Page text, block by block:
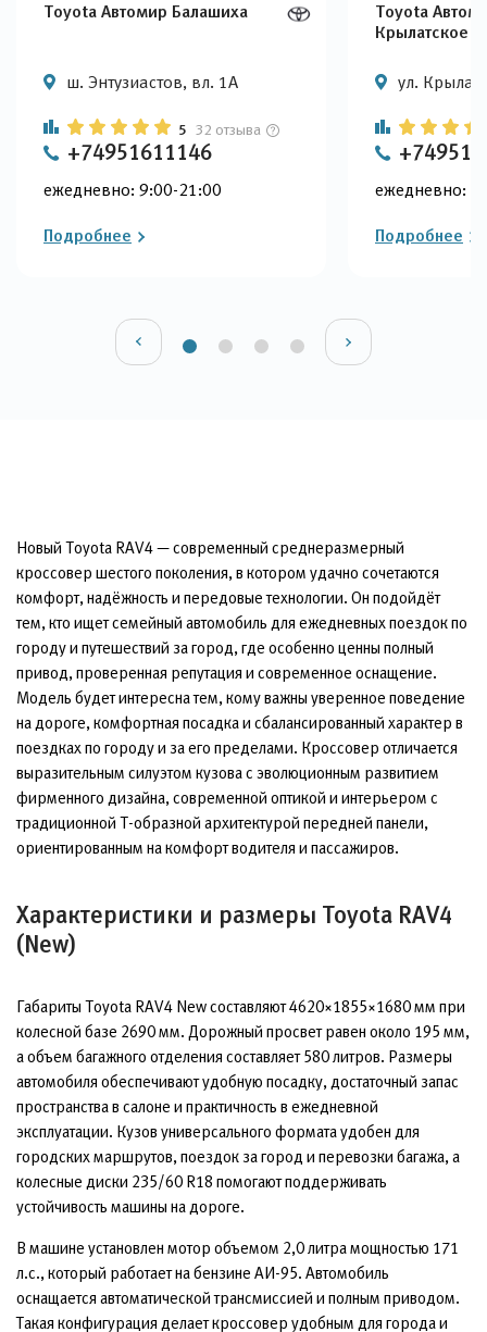
Toyota Автомир Балашиха
ш. Энтузиастов, вл. 1А
5 32 отзыва
+74951611146
ежедневно: 9:00-21:00
Подробнее
Toyota
Крылатское
ул.
ежедневно:
Подробнее
Новый Toyota RAV4 — современный среднеразмерный
кроссовер шестого поколения, в котором удачно сочетаются
комфорт, надёжность и передовые технологии. Он подойдёт
тем, кто ищет семейный автомобиль для ежедневных поездок по
городу и путешествий за город, где особенно ценны полный
привод, проверенная репутация и современное оснащение.
Модель будет интересна тем, кому важны уверенное поведение
на дороге, комфортная посадка и сбалансированный характер в
поездках по городу и за его пределами. Кроссовер отличается
выразительным силуэтом кузова с эволюционным развитием
фирменного дизайна, современной оптикой и интерьером с
традиционной T-образной архитектурой передней панели,
ориентированным на комфорт водителя и пассажиров.
Характеристики и размеры Toyota RAV4
(New)
Габариты Toyota RAV4 New составляют 4620×1855×1680 мм при
колесной базе 2690 мм. Дорожный просвет равен около 195 мм,
а объем багажного отделения составляет 580 литров. Размеры
автомобиля обеспечивают удобную посадку, достаточный запас
пространства в салоне и практичность в ежедневной
эксплуатации. Кузов универсального формата удобен для
городских маршрутов, поездок за город и перевозки багажа, а
колесные диски 235/60 R18 помогают поддерживать
устойчивость машины на дороге.
В машине установлен мотор объемом 2,0 литра мощностью 171
л.с., который работает на бензине АИ-95. Автомобиль
оснащается автоматической трансмиссией и полным приводом.
Такая конфигурация делает кроссовер удобным для города и